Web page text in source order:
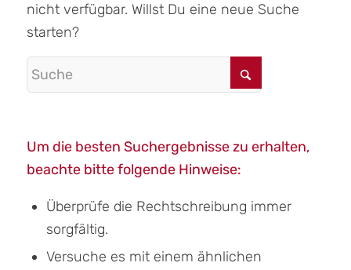
nicht verfügbar. Willst Du eine neue Suche
starten?
Um die besten Suchergebnisse zu erhalten,
beachte bitte folgende Hinweise:
Überprüfe die Rechtschreibung immer
sorgfältig.
Versuche es mit einem ähnlichen